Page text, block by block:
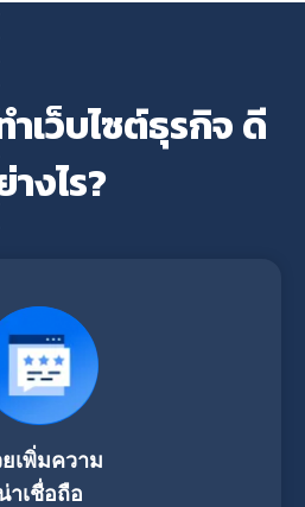
เว็บไซต์ธุรกิจ ดี
งไร?
เพิ่มความ
าเชื่อถือ